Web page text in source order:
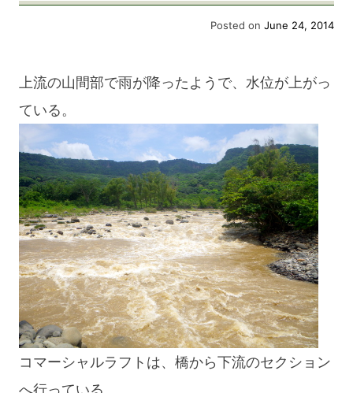
Posted on June 24, 2014
上流の山間部で雨が降ったようで、水位が上がっ
ている。
コマーシャルラフトは、橋から下流のセクション
へ行っている。